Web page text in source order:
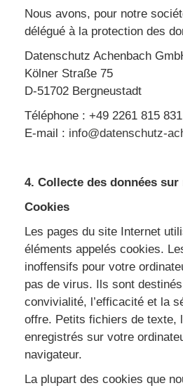
Nous avons, pour notre
délégué à la protection des
Datenschutz Achenbach
Kölner Straße 75
D-51702 Bergneustadt
Téléphone : +49 2261 815
E-mail : info@datenschutz-
4. Collecte des données
Cookies
Les pages du site Internet
éléments appelés cookies.
inoffensifs pour votre
pas de virus. Ils sont
convivialité, l’efficacité et la
offre. Petits fichiers de texte,
enregistrés sur votre
navigateur.
La plupart des cookies que